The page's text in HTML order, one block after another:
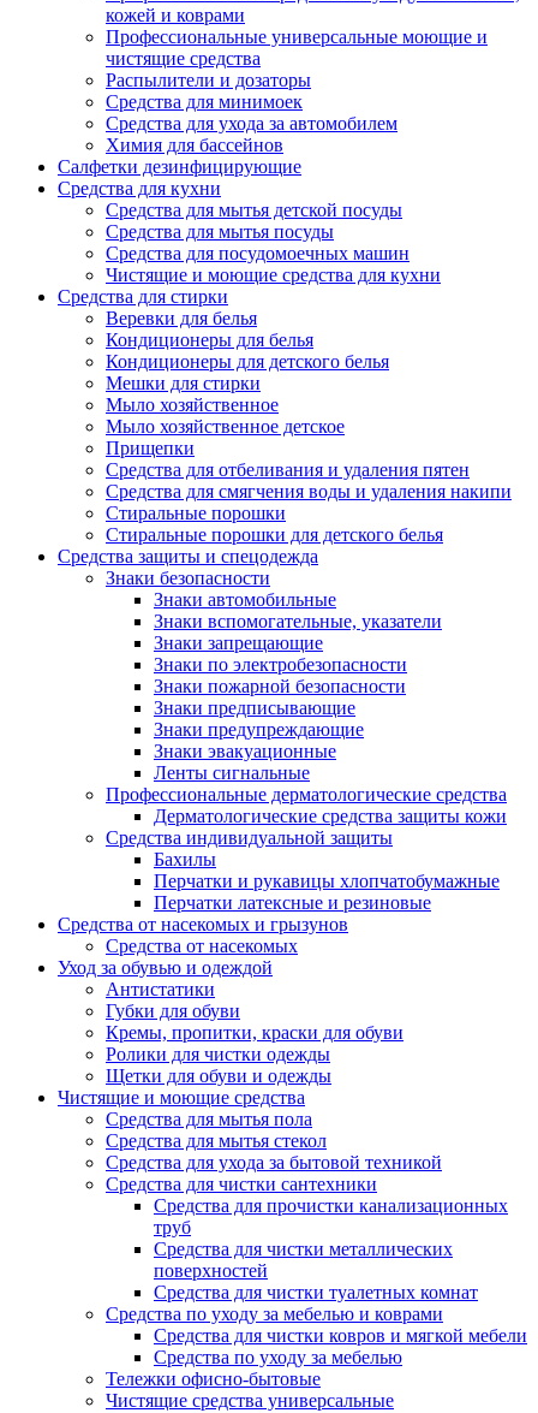
кожей и коврами
Профессиональные универсальные моющие и
чистящие средства
Распылители и дозаторы
Средства для минимоек
Средства для ухода за автомобилем
Химия для бассейнов
Салфетки дезинфицирующие
Средства для кухни
Средства для мытья детской посуды
Средства для мытья посуды
Средства для посудомоечных машин
Чистящие и моющие средства для кухни
Средства для стирки
Веревки для белья
Кондиционеры для белья
Кондиционеры для детского белья
Мешки для стирки
Мыло хозяйственное
Мыло хозяйственное детское
Прищепки
Средства для отбеливания и удаления пятен
Средства для смягчения воды и удаления накипи
Стиральные порошки
Стиральные порошки для детского белья
Средства защиты и спецодежда
Знаки безопасности
Знаки автомобильные
Знаки вспомогательные, указатели
Знаки запрещающие
Знаки по электробезопасности
Знаки пожарной безопасности
Знаки предписывающие
Знаки предупреждающие
Знаки эвакуационные
Ленты сигнальные
Профессиональные дерматологические средства
Дерматологические средства защиты кожи
Средства индивидуальной защиты
Бахилы
Перчатки и рукавицы хлопчатобумажные
Перчатки латексные и резиновые
Средства от насекомых и грызунов
Средства от насекомых
Уход за обувью и одеждой
Антистатики
Губки для обуви
Кремы, пропитки, краски для обуви
Ролики для чистки одежды
Щетки для обуви и одежды
Чистящие и моющие средства
Средства для мытья пола
Средства для мытья стекол
Средства для ухода за бытовой техникой
Средства для чистки сантехники
Средства для прочистки канализационных
труб
Средства для чистки металлических
поверхностей
Средства для чистки туалетных комнат
Средства по уходу за мебелью и коврами
Средства для чистки ковров и мягкой мебели
Средства по уходу за мебелью
Тележки офисно-бытовые
Чистящие средства универсальные